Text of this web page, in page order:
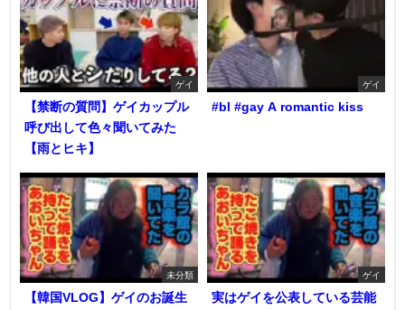
ゲイ
【禁断の質問】ゲイカップル
呼び出して色々聞いてみた
【雨とヒキ】
ゲイ
#bl #gay A romantic kiss
未分類
【韓国VLOG】ゲイのお誕生
ゲイ
実はゲイを公表している芸能